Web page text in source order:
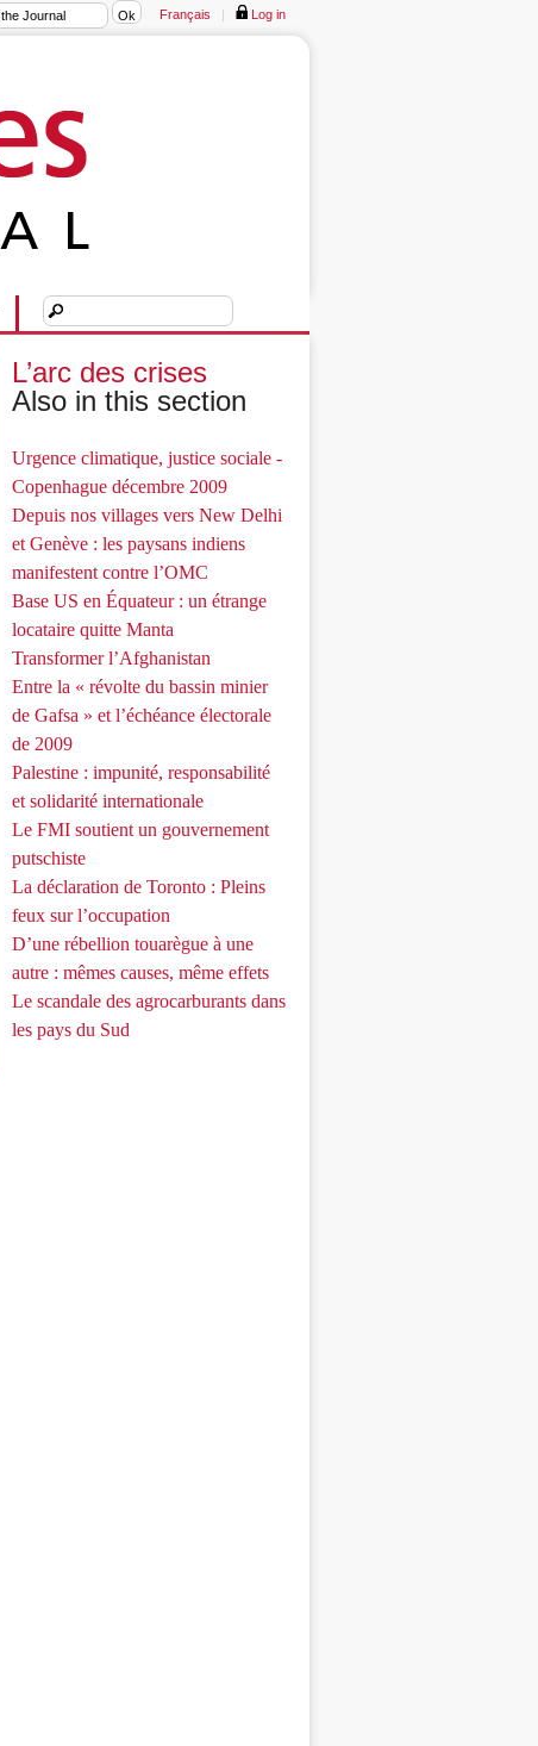
Français | Log in
L’arc des crises
Also in this section
Urgence climatique, justice sociale -
Copenhague décembre 2009
Depuis nos villages vers New Delhi
et Genève : les paysans indiens
manifestent contre l’OMC
Base US en Équateur : un étrange
locataire quitte Manta
Transformer l’Afghanistan
Entre la « révolte du bassin minier
de Gafsa » et l’échéance électorale
de 2009
Palestine : impunité, responsabilité
et solidarité internationale
Le FMI soutient un gouvernement
putschiste
La déclaration de Toronto : Pleins
feux sur l’occupation
D’une rébellion touarègue à une
autre : mêmes causes, même effets
Le scandale des agrocarburants dans
les pays du Sud